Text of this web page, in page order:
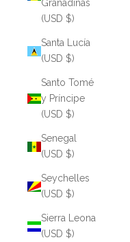
Granadinas
(USD $)
Santa Lucía
(USD $)
Santo Tomé
y Príncipe
(USD $)
Senegal
(USD $)
Seychelles
(USD $)
Sierra Leona
(USD $)